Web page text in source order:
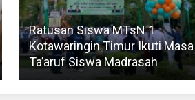
Ratusan Siswa MTsN 1
Kotawaringin Timur Ikuti Masa
Ta’aruf Siswa Madrasah